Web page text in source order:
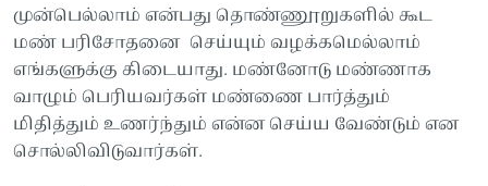
முன்பெல்லாம் என்பது தொண்ணூறுகளில் கூட
மண் பரிசோதனை செய்யும் வழக்கமெல்லாம்
எங்களுக்கு கிடையாது. மண்னோடு மண்ணாக
வாழும் பெரியவர்கள் மண்ணை பார்த்தும்
மிதித்தும் உணர்ந்தும் என்ன செய்ய வேண்டும் என
சொல்லிவிடுவார்கள்.